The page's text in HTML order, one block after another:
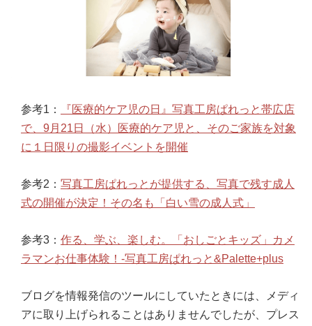
参考1：
『医療的ケア児の日』写真工房ぱれっと帯広店
で、9月21日（水）医療的ケア児と、そのご家族を対象
に１日限りの撮影イベントを開催
参考2： 写真工房ぱれっとが提供する、写真で残す成人
式の開催が決定！その名も「白い雪の成人式」
参考3： 作る、学ぶ、楽しむ。「おしごとキッズ」カメ
ラマンお仕事体験！-写真工房ぱれっと&Palette+plus
ブログを情報発信のツールにしていたときには、メディ
アに取り上げられることはありませんでしたが、プレス